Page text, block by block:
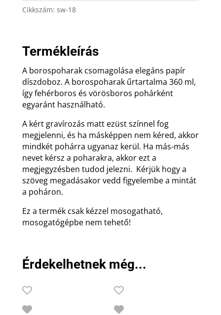
gravírozással
Cikkszám: sw-18
Termékleírás
A borospoharak csomagolása elegáns papír
díszdoboz. A borospoharak űrtartalma 360 ml,
így fehérboros és vörösboros pohárként
egyaránt használható.
A kért gravírozás matt ezüst színnel fog
megjelenni, és ha másképpen nem kéred, akkor
mindkét pohárra ugyanaz kerül. Ha más-más
nevet kérsz a poharakra, akkor ezt a
megjegyzésben tudod jelezni. Kérjük hogy a
szöveg megadásakor vedd figyelembe a mintát
a poháron.
Ez a termék csak kézzel mosogatható,
mosogatógépbe nem tehető!
Érdekelhetnek még...